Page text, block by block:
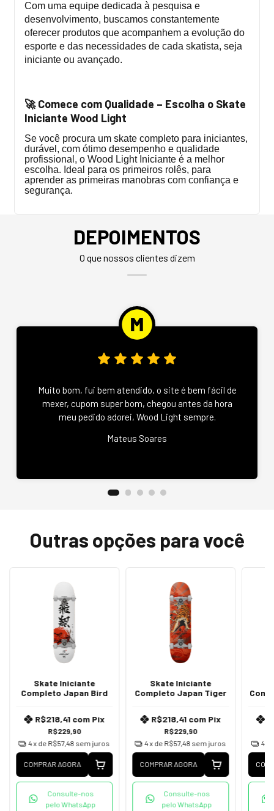
Com uma equipe dedicada à pesquisa e
desenvolvimento, buscamos constantemente
oferecer produtos que acompanhem a evolução do
esporte e das necessidades de cada skatista, seja
iniciante ou avançado.
🚀Comece com Qualidade – Escolha o Skate
Iniciante Wood Light
Se você procura um skate completo para iniciantes,
durável, com ótimo desempenho e qualidade
profissional, o Wood Light Iniciante é a melhor
escolha. Ideal para os primeiros rolês, para
aprender as primeiras manobras com confiança e
segurança.
DEPOIMENTOS
O que nossos clientes dizem
Muito bom, fui bem atendido, o site é bem fácil de
mexer, cupom super bom, chegou antes da hora
meu pedido adorei, Wood Light sempre.
Mateus Soares
Outras opções para você
Skate Iniciante
Completo Japan Bird
R$229,90
R$218,41 com Pix
4x de R$57,48 sem juros
COMPRAR AGORA
Consulte-nos
pelo WhatsApp
Skate Iniciante
Completo Japan Tiger
R$229,90
R$218,41 com Pix
4x de R$57,48 sem juros
COMPRAR AGORA
Consulte-nos
pelo WhatsApp
4